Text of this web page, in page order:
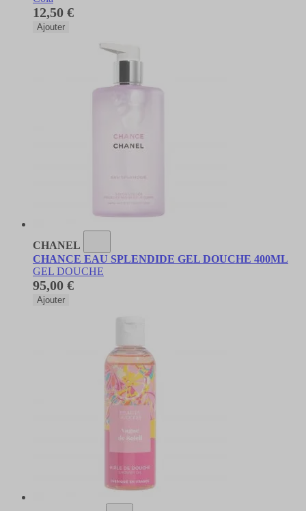
12,50 €
Ajouter
CHANEL
CHANCE EAU SPLENDIDE GEL DOUCHE 400ML
GEL DOUCHE
95,00 €
Ajouter